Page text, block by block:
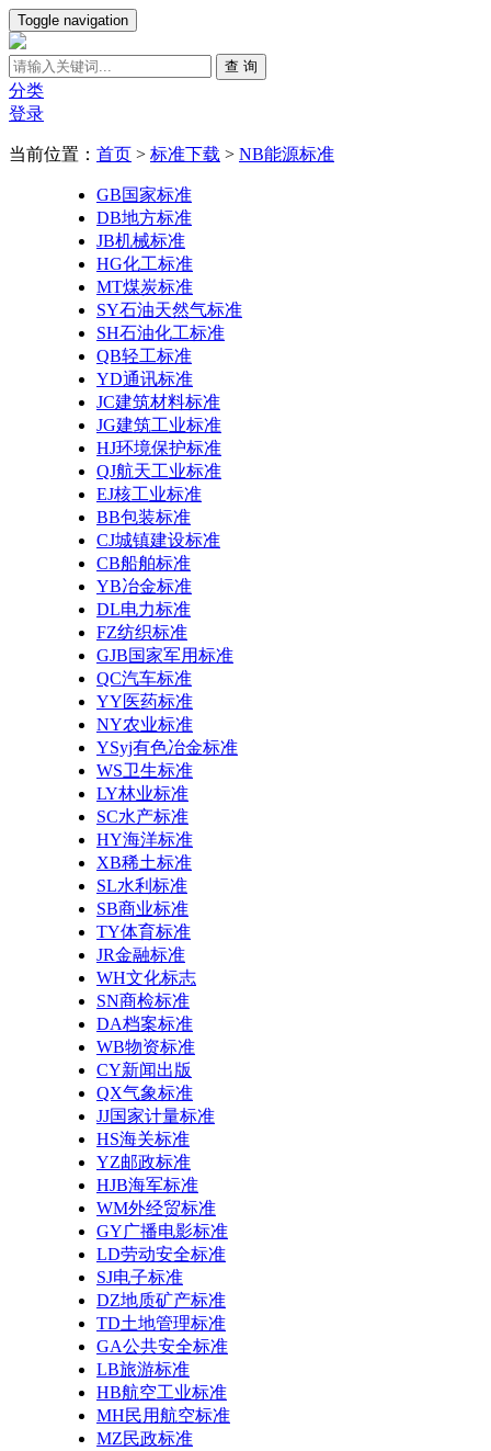
Toggle navigation
查 询
分类
登录
当前位置： 首页 > 标准下载 > NB能源标准
GB国家标准
DB地方标准
JB机械标准
HG化工标准
MT煤炭标准
SY石油天然气标准
SH石油化工标准
QB轻工标准
YD通讯标准
JC建筑材料标准
JG建筑工业标准
HJ环境保护标准
QJ航天工业标准
EJ核工业标准
BB包装标准
CJ城镇建设标准
CB船舶标准
YB冶金标准
DL电力标准
FZ纺织标准
GJB国家军用标准
QC汽车标准
YY医药标准
NY农业标准
YSyj有色冶金标准
WS卫生标准
LY林业标准
SC水产标准
HY海洋标准
XB稀土标准
SL水利标准
SB商业标准
TY体育标准
JR金融标准
WH文化标志
SN商检标准
DA档案标准
WB物资标准
CY新闻出版
QX气象标准
JJ国家计量标准
HS海关标准
YZ邮政标准
HJB海军标准
WM外经贸标准
GY广播电影标准
LD劳动安全标准
SJ电子标准
DZ地质矿产标准
TD土地管理标准
GA公共安全标准
LB旅游标准
HB航空工业标准
MH民用航空标准
MZ民政标准